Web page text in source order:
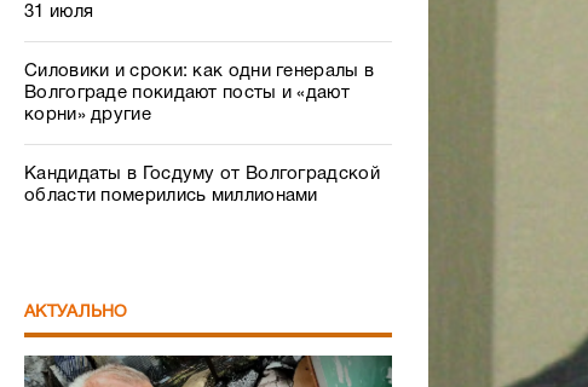
31 июля
Силовики и сроки: как одни генералы в
Волгограде покидают посты и «дают
корни» другие
Кандидаты в Госдуму от Волгоградской
области померились миллионами
АКТУАЛЬНО